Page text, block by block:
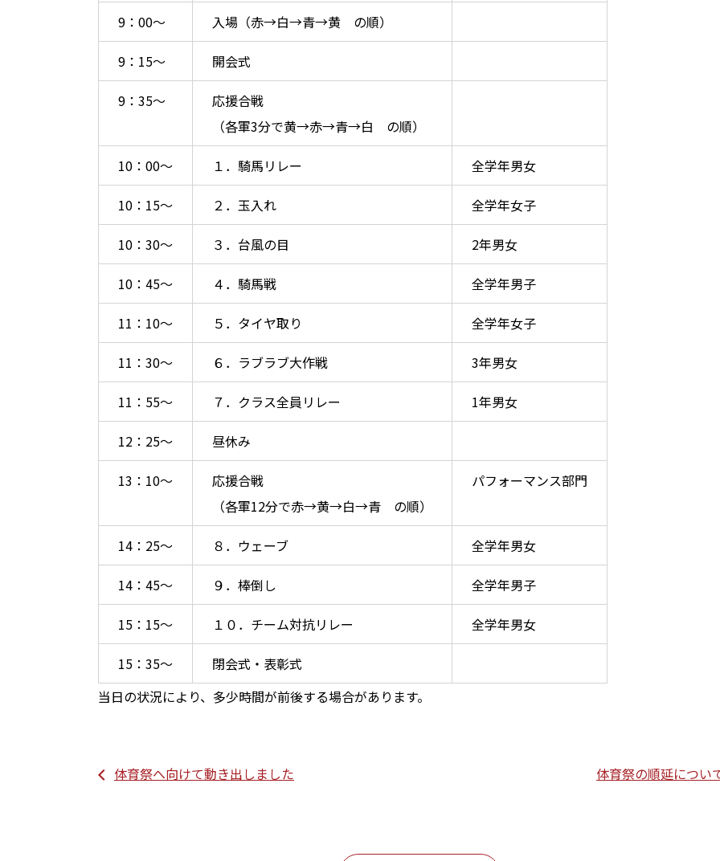
9：00～ 入場（赤→白→青→黄 の順）
9：15～ 開会式
9：35～
応援合戦
（各軍3分で黄→赤→青→白 の順）
10：00～ １．騎馬リレー 全学年男女
10：15～ ２．玉入れ 全学年女子
10：30～ ３．台風の目 2年男女
10：45～ ４．騎馬戦 全学年男子
11：10～ ５．タイヤ取り 全学年女子
11：30～ ６．ラブラブ大作戦 3年男女
11：55～ ７．クラス全員リレー 1年男女
12：25～ 昼休み
13：10～
応援合戦
（各軍12分で赤→黄→白→青 の順）
パフォーマンス部門
14：25～ ８．ウェーブ 全学年男女
14：45～ ９．棒倒し 全学年男子
15：15～ １０．チーム対抗リレー 全学年男女
15：35～
閉会式・表彰式
当日の状況により、多少時間が前後する場合があります。
体育祭へ向けて動き出しました 体育祭の順延につい